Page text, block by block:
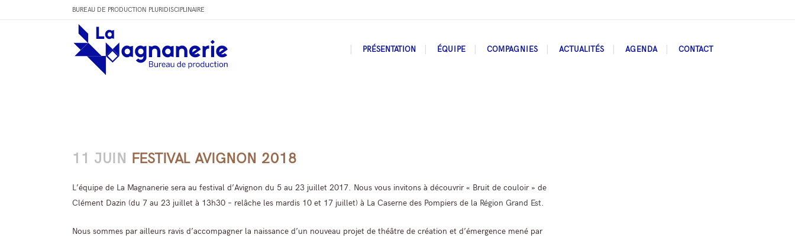
BUREAU DE PRODUCTION PLURIDISCIPLINAIRE
PRÉSENTATION ÉQUIPE COMPAGNIES ACTUALITÉS AGENDA CONTACT
11 JUIN FESTIVAL AVIGNON 2018
L’équipe de La Magnanerie sera au festival d’Avignon du 5 au 23 juillet 2017. Nous vous invitons à découvrir « Bruit de couloir » de
Clément Dazin (du 7 au 23 juillet à 13h30 – relâche les mardis 10 et 17 juillet) à La Caserne des Pompiers de la Région Grand Est.
Nous sommes par ailleurs ravis d’accompagner la naissance d’un nouveau projet de théâtre de création et d’émergence mené par